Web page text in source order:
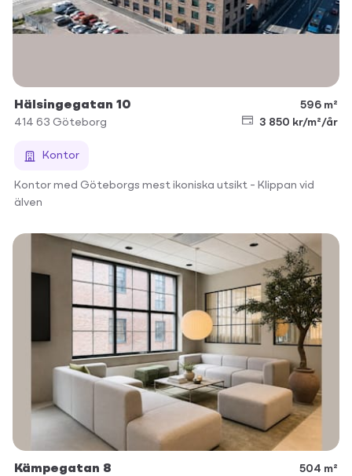
Hälsingegatan 10
596 m²
414 63 Göteborg 3 850 kr/m²/år
Kontor
Kontor med Göteborgs mest ikoniska utsikt – Klippan vid
älven
Kämpegatan 8
504 m²